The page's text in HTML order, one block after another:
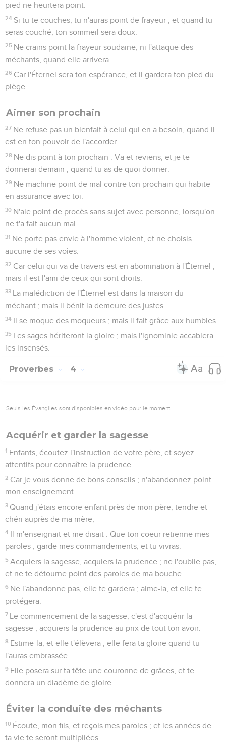
pied ne heurtera point.
24 Si tu te couches, tu n'auras point de frayeur ; et quand tu
seras couché, ton sommeil sera doux.
25 Ne crains point la frayeur soudaine, ni l'attaque des
méchants, quand elle arrivera.
26 Car l'Éternel sera ton espérance, et il gardera ton pied du
piège.
Aimer son prochain
27 Ne refuse pas un bienfait à celui qui en a besoin, quand il
est en ton pouvoir de l'accorder.
28 Ne dis point à ton prochain : Va et reviens, et je te
donnerai demain ; quand tu as de quoi donner.
29 Ne machine point de mal contre ton prochain qui habite
en assurance avec toi.
30 N'aie point de procès sans sujet avec personne, lorsqu'on
ne t'a fait aucun mal.
31 Ne porte pas envie à l'homme violent, et ne choisis
aucune de ses voies.
32 Car celui qui va de travers est en abomination à l'Éternel ;
mais il est l'ami de ceux qui sont droits.
33 La malédiction de l'Éternel est dans la maison du
méchant ; mais il bénit la demeure des justes.
34 Il se moque des moqueurs ; mais il fait grâce aux humbles.
35 Les sages hériteront la gloire ; mais l'ignominie accablera
les insensés.
Proverbes 4
Seuls les Évangiles sont disponibles en vidéo pour le moment.
Acquérir et garder la sagesse
1 Enfants, écoutez l'instruction de votre père, et soyez
attentifs pour connaître la prudence.
2 Car je vous donne de bons conseils ; n'abandonnez point
mon enseignement.
3 Quand j'étais encore enfant près de mon père, tendre et
chéri auprès de ma mère,
4 Il m'enseignait et me disait : Que ton coeur retienne mes
paroles ; garde mes commandements, et tu vivras.
5 Acquiers la sagesse, acquiers la prudence ; ne l'oublie pas,
et ne te détourne point des paroles de ma bouche.
6 Ne l'abandonne pas, elle te gardera ; aime-la, et elle te
protégera.
7 Le commencement de la sagesse, c'est d'acquérir la
sagesse ; acquiers la prudence au prix de tout ton avoir.
8 Estime-la, et elle t'élèvera ; elle fera ta gloire quand tu
l'auras embrassée.
9 Elle posera sur ta tête une couronne de grâces, et te
donnera un diadème de gloire.
Éviter la conduite des méchants
10 Écoute, mon fils, et reçois mes paroles ; et les années de
ta vie te seront multipliées.